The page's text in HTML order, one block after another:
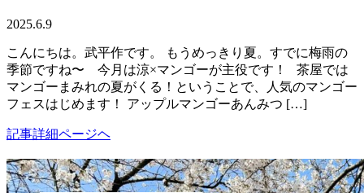
2025.6.9
こんにちは。武平作です。 もうめっきり夏。すでに梅雨の
季節ですね〜 今月は涼×マンゴーが主役です！ 茶屋では
マンゴーまみれの夏がくる！ということで、人気のマンゴー
フェスはじめます！ アップルマンゴーあんみつ […]
記事詳細ページヘ